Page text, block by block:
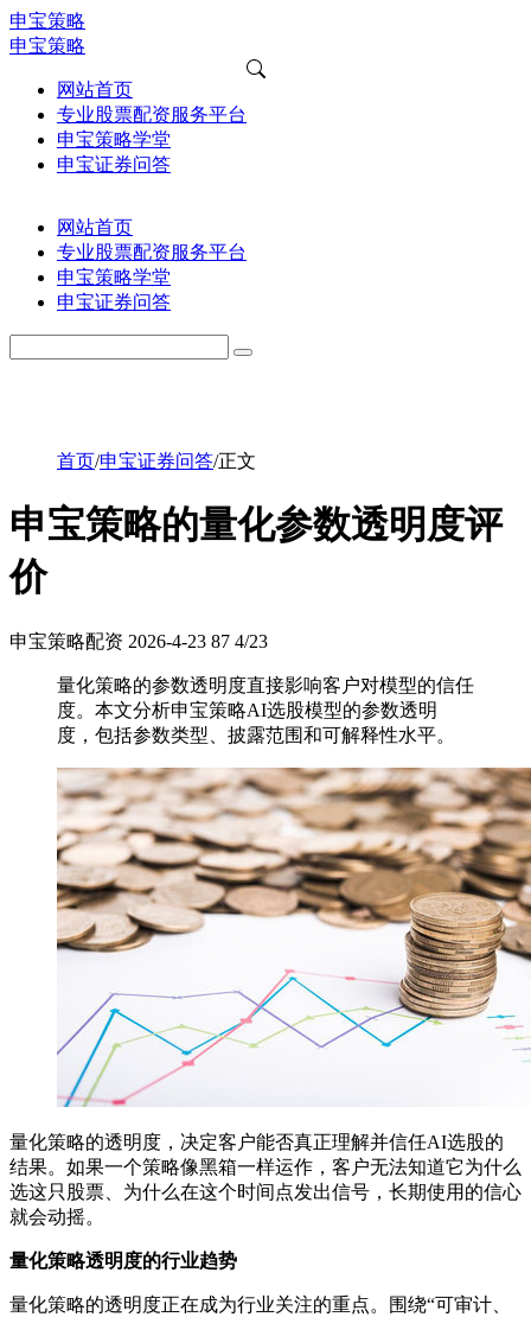
申宝策略
申宝策略
网站首页
专业股票配资服务平台
申宝策略学堂
申宝证券问答
网站首页
专业股票配资服务平台
申宝策略学堂
申宝证券问答
首页/申宝证券问答/正文
申宝策略的量化参数透明度评
价
申宝策略配资 2026-4-23 87 4/23
量化策略的参数透明度直接影响客户对模型的信任
度。本文分析申宝策略AI选股模型的参数透明
度，包括参数类型、披露范围和可解释性水平。
量化策略的透明度，决定客户能否真正理解并信任AI选股的
结果。如果一个策略像黑箱一样运作，客户无法知道它为什么
选这只股票、为什么在这个时间点发出信号，长期使用的信心
就会动摇。
量化策略透明度的行业趋势
量化策略的透明度正在成为行业关注的重点。围绕“可审计、